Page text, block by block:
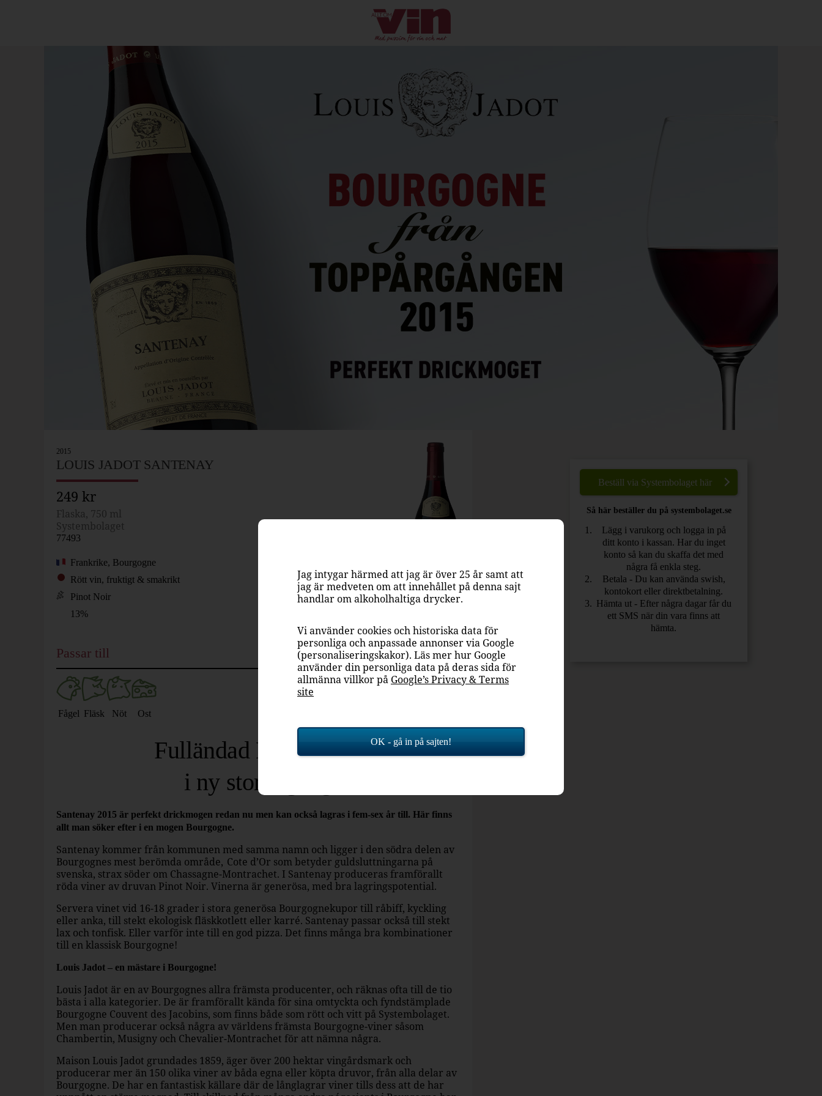
2015
LOUIS JADOT SANTENAY
249 kr
Flaska, 750 ml
Systembolaget
77493
Frankrike, Bourgogne
Rött vin, fruktigt & smakrikt
Pinot Noir
13%
Passar till
Fågel Fläsk Nöt Ost
Fulländad Bourgogne
i ny stor årgång
Santenay 2015 är perfekt drickmogen redan nu men kan också lagras i fem-sex år till. Här finns
allt man söker efter i en mogen Bourgogne.
Santenay kommer från kommunen med samma namn och ligger i den södra delen av
Bourgognes mest berömda område, Cote d’Or som betyder guldsluttningarna på
svenska, strax söder om Chassagne-Montrachet. I Santenay produceras framförallt
röda viner av druvan Pinot Noir. Vinerna är generösa, med bra lagringspotential.
Servera vinet vid 16-18 grader i stora generösa Bourgognekupor till råbiff, kyckling
eller anka, till stekt ekologisk fläskkotlett eller karré. Santenay passar också till stekt
lax och tonfisk. Eller varför inte till en god pizza. Det finns många bra kombinationer
till en klassisk Bourgogne!
Louis Jadot – en mästare i Bourgogne!
Louis Jadot är en av Bourgognes allra främsta producenter, och räknas ofta till de tio
bästa i alla kategorier. De är framförallt kända för sina omtyckta och fyndstämplade
Bourgogne Couvent des Jacobins, som finns både som rött och vitt på Systembolaget.
Men man producerar också några av världens främsta Bourgogne-viner såsom
Chambertin, Musigny och Chevalier-Montrachet för att nämna några.
Maison Louis Jadot grundades 1859, äger över 200 hektar vingårdsmark och
producerar mer än 150 olika viner av båda egna eller köpta druvor, från alla delar av
Bourgogne. De har en fantastisk källare där de långlagrar viner tills dess att de har
Beställ via Systembolaget här
Så här beställer du på systembolaget.se
Lägg i varukorg och logga in på
ditt konto i kassan. Har du inget
konto så kan du skaffa det med
några få enkla steg.
Betala - Du kan använda swish,
kontokort eller direktbetalning.
Hämta ut - Efter några dagar får du
ett SMS när din vara finns att
hämta.
Jag intygar härmed att jag är över 25 år samt att
jag är medveten om att innehållet på denna sajt
handlar om alkoholhaltiga drycker.
Vi använder cookies och historiska data för
personliga och anpassade annonser via Google
(personaliseringskakor). Läs mer hur Google
använder din personliga data på deras sida för
allmänna villkor på Google’s Privacy & Terms
site
OK - gå in på sajten!